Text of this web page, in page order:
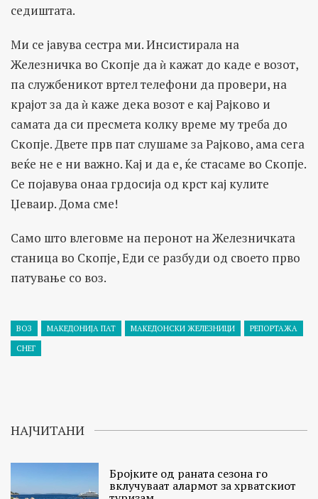
седиштата.
Ми се јавува сестра ми. Инсистирала на
Железничка во Скопје да ѝ кажат до каде е возот,
па службеникот вртел телефони да провери, на
крајот за да ѝ каже дека возот е кај Рајково и
самата да си пресмета колку време му треба до
Скопје. Двете прв пат слушаме за Рајково, ама сега
веќе не е ни важно. Кај и да е, ќе стасаме во Скопје.
Се појавува онаа грдосија од крст кај кулите
Џеваир. Дома сме!
Само што влеговме на перонот на Железничката
станица во Скопје, Еди се разбуди од своето прво
патување со воз.
ВОЗ МАКЕДОНИЈА ПАТ МАКЕДОНСКИ ЖЕЛЕЗНИЦИ
РЕПОРТАЖА
СНЕГ
НАЈЧИТАНИ
Бројките од раната сезона го
вклучуваат алармот за хрватскиот